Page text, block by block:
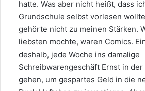
hatte. Was aber nicht heißt, dass
Grundschule selbst vorlesen
gehörte nicht zu meinen Stärken.
liebsten mochte, waren Comics.
deshalb, jede Woche ins damalige
Schreibwarengeschäft Ernst in
gehen, um gespartes Geld in die